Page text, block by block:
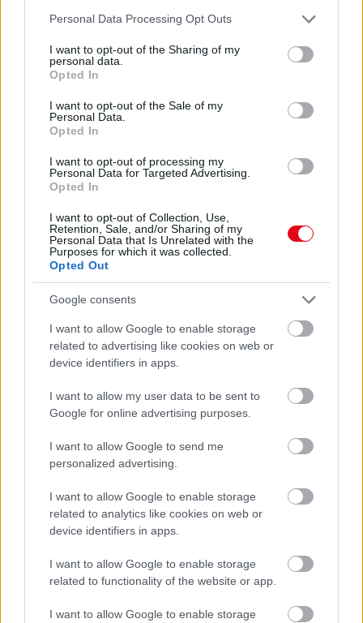
Please note that this website/app uses one or more Google
not limited to your visit or usage behaviour. You may click to
grant or deny consent to Google and its third-party tags to
use your data for below specified purposes in below Google
consent section.
Personal Data Processing Opt Outs
I want to opt-out of the Sharing of my
personal data.
Opted In
I want to opt-out of the Sale of my
Personal Data.
Opted In
I want to opt-out of processing my
Personal Data for Targeted Advertising.
Opted In
I want to opt-out of Collection, Use,
Retention, Sale, and/or Sharing of my
Personal Data that Is Unrelated with the
Purposes for which it was collected.
Opted Out
Google consents
I want to allow Google to enable storage
related to advertising like cookies on web or
device identifiers in apps.
I want to allow my user data to be sent to
Google for online advertising purposes.
I want to allow Google to send me
personalized advertising.
I want to allow Google to enable storage
related to analytics like cookies on web or
device identifiers in apps.
I want to allow Google to enable storage
related to functionality of the website or app.
I want to allow Google to enable storage
ÉS SOKKAL FINOMABB LESZ A FŐTT KRUMPLI
07. 31.
EZZEL LOCSOLD HETENTE EGYSZER: KÉTSZER
ANNYI VIRÁGOT HOZ MAJD A MUSKÁTLI, HA EZT CSINÁLOD
Ettől lesz a tiéd a leggyönyörűbb muskátli a környéken
24 óra
Ezért párásodik be állandóan az ablak – egyszerűbb a
megoldás, mint gondolnád